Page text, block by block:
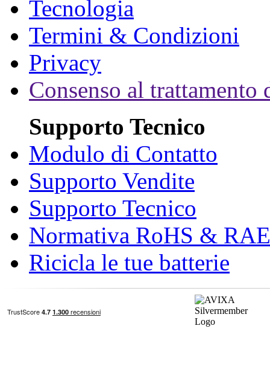
Tecnologia
Termini & Condizioni
Privacy
Consenso al trattamento
Supporto Tecnico
Modulo di Contatto
Supporto Vendite
Supporto Tecnico
Normativa RoHS &
Ricicla le tue batterie